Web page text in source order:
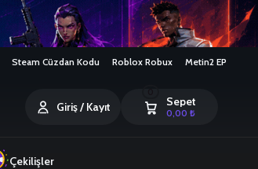
Steam Cüzdan Kodu Roblox Robux Metin2 EP
Giriş / Kayıt Sepet
0,00₺
Çekilişler